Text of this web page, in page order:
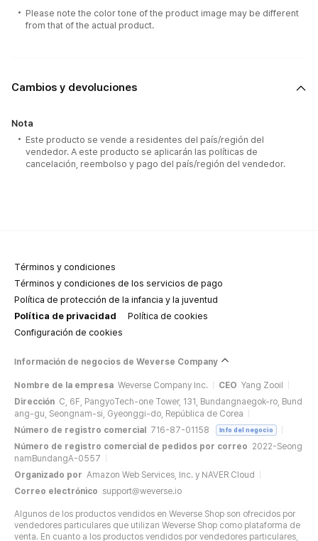
Please note the color tone of the product image may be different
from that of the actual product.
Cambios y devoluciones
Nota
Este producto se vende a residentes del país/región del
vendedor. A este producto se aplicarán las políticas de
cancelación, reembolso y pago del país/región del vendedor.
Términos y condiciones
Términos y condiciones de los servicios de pago
Política de protección de la infancia y la juventud
Política de privacidad
Política de cookies
Configuración de cookies
Información de negocios de Weverse Company
Nombre de la empresa Weverse Company Inc. CEO Yang Zooil
Dirección C, 6F, PangyoTech-one Tower, 131, Bundangnaegok-ro, Bund
ang-gu, Seongnam-si, Gyeonggi-do, República de Corea
Número de registro comercial
716-87-01158 Info del negocio
Número de registro comercial de pedidos por correo 2022-Seong
namBundangA-0557
Organizado por Amazon Web Services, Inc. y NAVER Cloud
Correo electrónico support@weverse.io
Algunos de los productos vendidos en Weverse Shop son ofrecidos por
vendedores particulares que utilizan Weverse Shop como plataforma de
venta. En cuanto a los productos vendidos por vendedores particulares,